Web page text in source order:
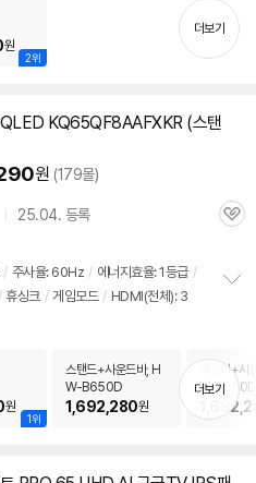
기
2위
원
더보기
KQ65QF8AAFXKR (스탠
원 (179몰)
25.04. 등록
관
/ 주사율: 60Hz / 에너지효율: 1등급 /
/ 휴싱크 / 게임모드 / HDMI(전체): 3
치
기
1위
원
스탠드+사운드바, H
W-B650D
1,692,280원
벽걸이+사
W-B650D
더보기